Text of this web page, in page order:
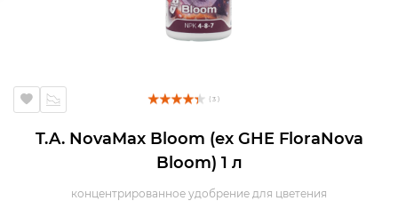
( 3 )
T.A. NovaMax Bloom (ex GHE FloraNova
Bloom) 1 л
концентрированное удобрение для цветения